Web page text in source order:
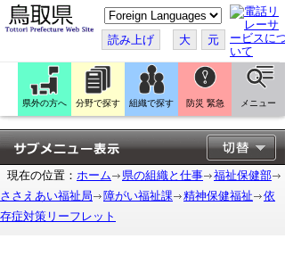
こ
の
ペ
ー
ジ
翻
訳
す
る
読み上げ 大 元
県外の方へ 分野で探す 組織で探す 防災 緊急 メニュー
現在の位置： ホーム 県の組織と仕事
福祉保健部
ささえあい福祉局
障がい福祉課 精神保健福祉
依
存症対策リーフレット